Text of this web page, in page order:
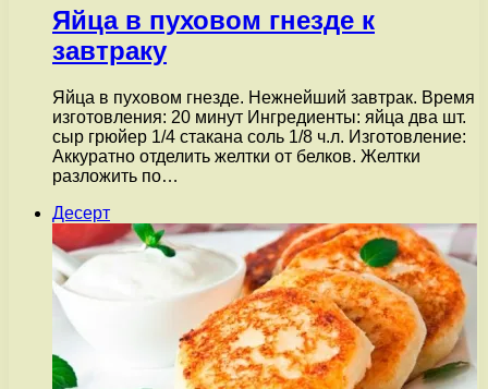
Яйца в пуховом гнезде к
завтраку
Яйца в пуховом гнезде. Нежнейший завтрак. Время
изготовления: 20 минут Ингредиенты: яйца два шт.
сыр грюйер 1/4 стакана соль 1/8 ч.л. Изготовление:
Аккуратно отделить желтки от белков. Желтки
разложить по…
Десерт